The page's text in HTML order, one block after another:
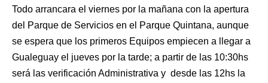
Todo arrancara el viernes por la mañana con la apertura
del Parque de Servicios en el Parque Quintana, aunque
se espera que los primeros Equipos empiecen a llegar a
Gualeguay el jueves por la tarde; a partir de las 10:30hs
será las verificación Administrativa y desde las 12hs la